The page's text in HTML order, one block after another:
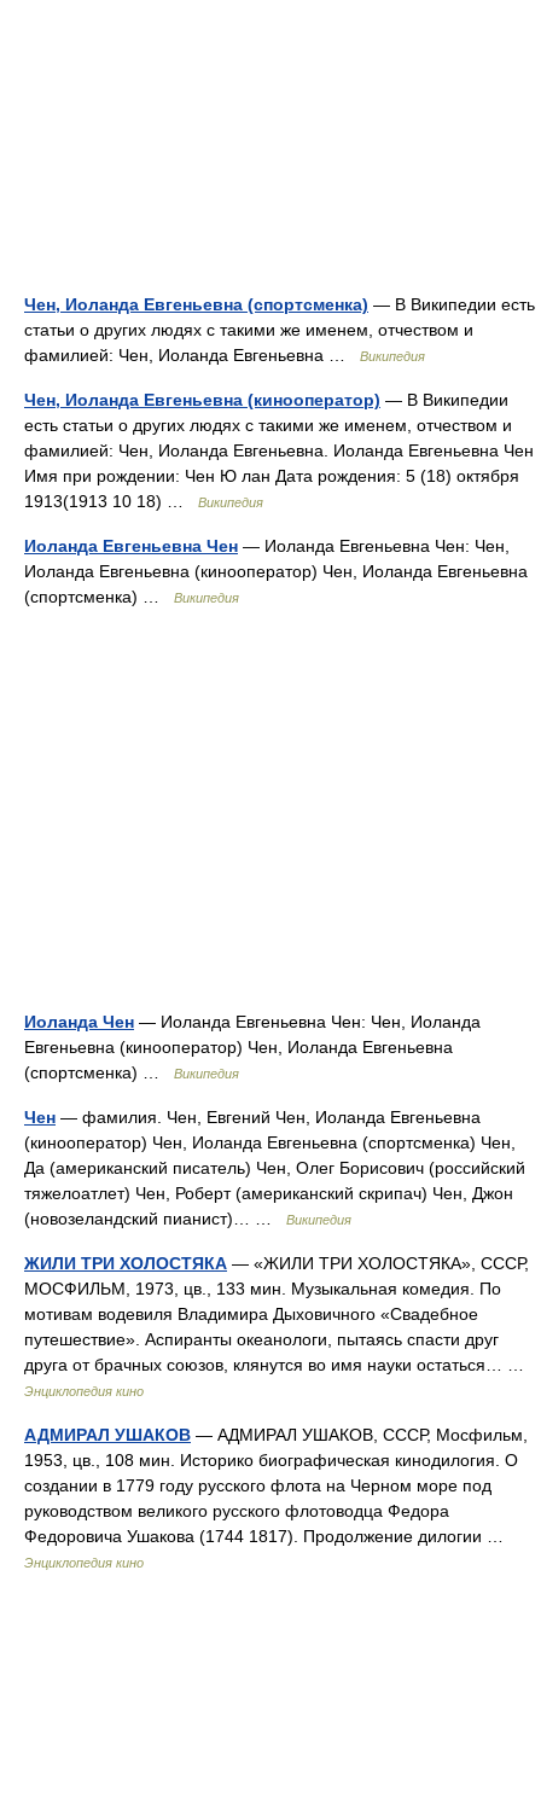
Чен, Иоланда Евгеньевна (спортсменка) — В Википедии есть
статьи о других людях с такими же именем, отчеством и
фамилией: Чен, Иоланда Евгеньевна …
Википедия
Чен, Иоланда Евгеньевна (кинооператор) — В Википедии
есть статьи о других людях с такими же именем, отчеством и
фамилией: Чен, Иоланда Евгеньевна. Иоланда Евгеньевна Чен
Имя при рождении: Чен Ю лан Дата рождения: 5 (18) октября
1913(1913 10 18) …
Википедия
Иоланда Евгеньевна Чен — Иоланда Евгеньевна Чен: Чен,
Иоланда Евгеньевна (кинооператор) Чен, Иоланда Евгеньевна
(спортсменка) …
Википедия
Иоланда Чен — Иоланда Евгеньевна Чен: Чен, Иоланда
Евгеньевна (кинооператор) Чен, Иоланда Евгеньевна
(спортсменка) …
Википедия
Чен — фамилия. Чен, Евгений Чен, Иоланда Евгеньевна
(кинооператор) Чен, Иоланда Евгеньевна (спортсменка) Чен,
Да (американский писатель) Чен, Олег Борисович (российский
тяжелоатлет) Чен, Роберт (американский скрипач) Чен, Джон
(новозеландский пианист)… …
Википедия
ЖИЛИ ТРИ ХОЛОСТЯКА — «ЖИЛИ ТРИ ХОЛОСТЯКА», СССР,
МОСФИЛЬМ, 1973, цв., 133 мин. Музыкальная комедия. По
мотивам водевиля Владимира Дыховичного «Свадебное
путешествие». Аспиранты океанологи, пытаясь спасти друг
друга от брачных союзов, клянутся во имя науки остаться… …
Энциклопедия кино
АДМИРАЛ УШАКОВ — АДМИРАЛ УШАКОВ, СССР, Мосфильм,
1953, цв., 108 мин. Историко биографическая кинодилогия. О
создании в 1779 году русского флота на Черном море под
руководством великого русского флотоводца Федора
Федоровича Ушакова (1744 1817). Продолжение дилогии …
Энциклопедия кино